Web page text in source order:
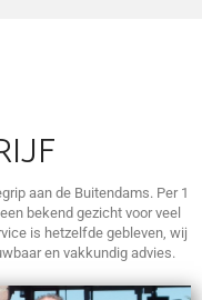
aan de Buitendams. Per 1
bekend gezicht voor veel
is hetzelfde gebleven, wij
en vakkundig advies.